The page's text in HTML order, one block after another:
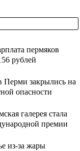
пермяков
рублей
Перми закрылись на
опасности
галерея стала
премии
из-за жары